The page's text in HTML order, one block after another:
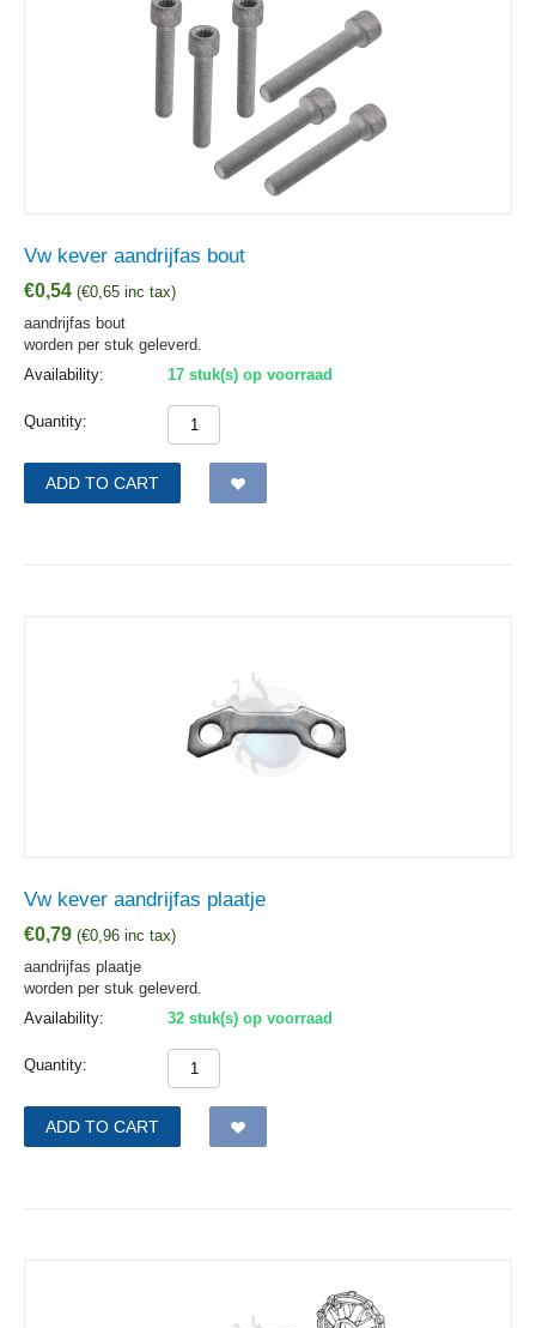
Vw kever aandrijfas bout
€0,54 (€0,65 inc tax)
aandrijfas bout
worden per stuk geleverd.
Availability:
17 stuk(s) op voorraad
Quantity:
ADD TO CART
Vw kever aandrijfas plaatje
€0,79 (€0,96 inc tax)
aandrijfas plaatje
worden per stuk geleverd.
Availability:
32 stuk(s) op voorraad
Quantity:
ADD TO CART